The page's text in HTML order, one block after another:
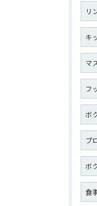
リ
キ
マ
フ
ボ
プ
ボ
食